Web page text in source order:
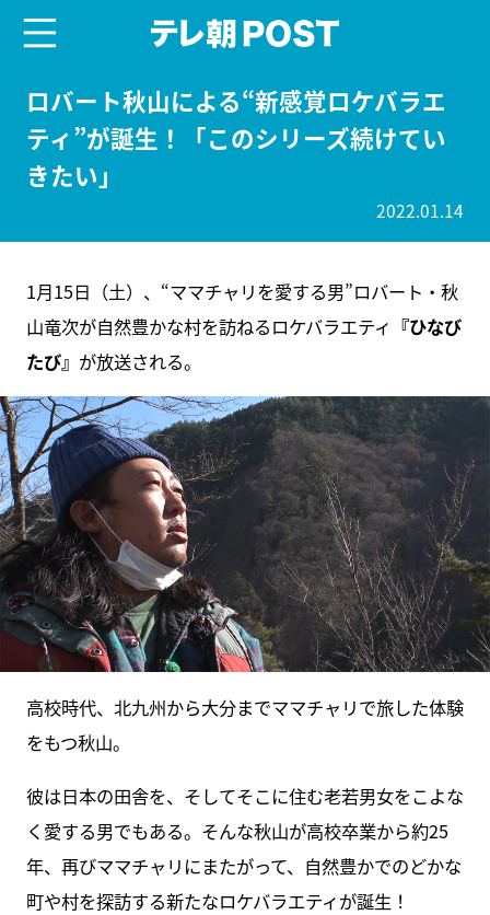
ロバート秋山による“新感覚ロケバラエ
ティ”が誕生！「このシリーズ続けてい
きたい」
2022.01.14
1月15日（土）、“ママチャリを愛する男”ロバート・秋
山竜次が自然豊かな村を訪ねるロケバラエティ 『ひなび
たび』 が放送される。
高校時代、北九州から大分までママチャリで旅した体験
をもつ秋山。
彼は日本の田舎を、そしてそこに住む老若男女をこよな
く愛する男でもある。そんな秋山が高校卒業から約25
年、再びママチャリにまたがって、自然豊かでのどかな
町や村を探訪する新たなロケバラエティが誕生！